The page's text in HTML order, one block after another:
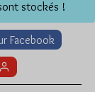
stockés !
Facebook